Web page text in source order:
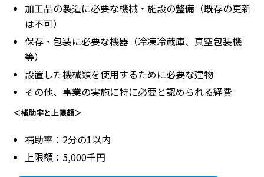
加工品の製造に必要な機械・施設の整備（既存の更新
は不可）
保存・包装に必要な機器（冷凍冷蔵庫、真空包装機
等）
設置した機械類を使用するために必要な建物
その他、事業の実施に特に必要と認められる経費
＜補助率と上限額＞
補助率：2分の1以内
上限額：5,000千円